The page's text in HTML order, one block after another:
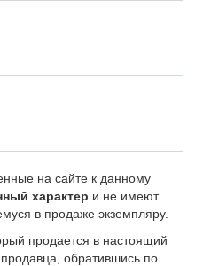
на сайте к данному
характер и не имеют
в продаже экземпляру.
продается в настоящий
обратившись по